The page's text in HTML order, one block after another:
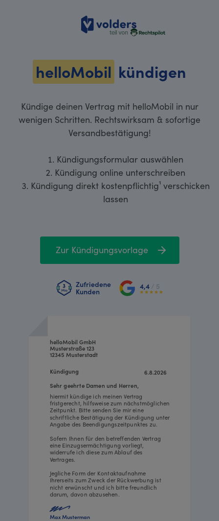
volders
helloMobil kündigen
Kündige deinen Vertrag mit helloMobil in nur
wenigen Schritten. Rechtswirksam & sofortige
Versandbestätigung!
Kündigungsformular auswählen
Kündigung online unterschreiben
Kündigung direkt kostenpflichtig¹ verschicken
lassen
Zur Kündigungsvorlage
Zufriedene
Kunden
4,4 / 5
6.8.2026
helloMobil GmbH
Musterstraße 123
12345 Musterstadt
hiermit kündige ich meinen Vertrag
fristgerecht, hilfsweise zum nächstmöglichen
Zeitpunkt. Bitte senden Sie mir eine
schriftliche Bestätigung der Kündigung unter
Angabe des Beendigungszeitpunktes zu.
Sofern Ihnen für den betreffenden Vertrag
eine Einzugsermächtigung vorliegt,
widerrufe ich diese zum Ablauf des
Vertrages.
Jegliche Form der Kontaktaufnahme
Ihrerseits zum Zweck der Rückwerbung ist
nicht erwünscht und ich bitte freundlich
darum, davon abzusehen.
Sehr geehrte Damen und Herren,
Kündigung
Max Musterman